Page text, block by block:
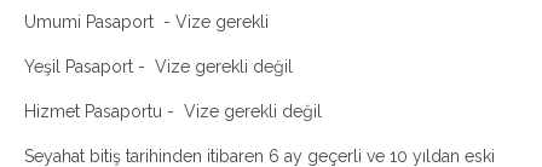
Umumi Pasaport - Vize gerekli
Yeşil Pasaport - Vize gerekli değil
Hizmet Pasaportu - Vize gerekli değil
Seyahat bitiş tarihinden itibaren 6 ay geçerli ve 10 yıldan eski